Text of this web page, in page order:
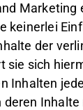
Marketing
keinerlei
der
sie sich
Inhalten
Inhalte